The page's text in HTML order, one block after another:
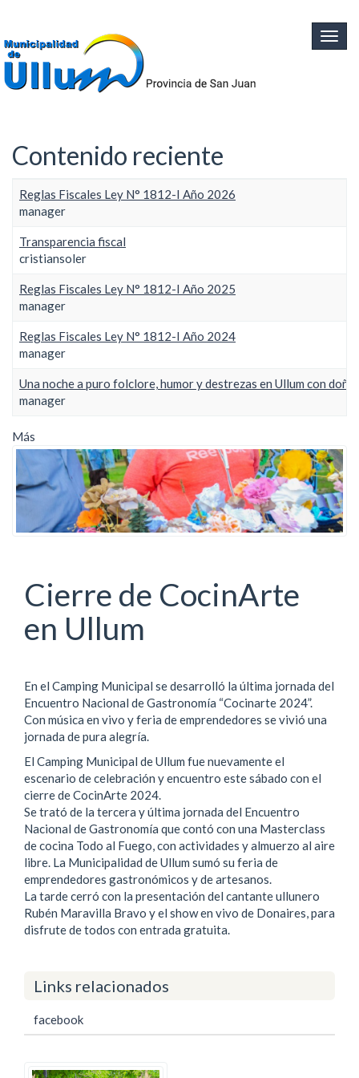
Contenido reciente
Reglas Fiscales Ley N° 1812-I Año 2026
manager
Transparencia fiscal
cristiansoler
Reglas Fiscales Ley N° 1812-I Año 2025
manager
Reglas Fiscales Ley N° 1812-I Año 2024
manager
Una noche a puro folclore, humor y destrezas en Ullum con
manager
Más
Cierre de CocinArte
en Ullum
En el Camping Municipal se desarrolló la última jornada del
Encuentro Nacional de Gastronomía “Cocinarte 2024”.
Con música en vivo y feria de emprendedores se vivió una
jornada de pura alegría.
El Camping Municipal de Ullum fue nuevamente el
escenario de celebración y encuentro este sábado con el
cierre de CocinArte 2024.
Se trató de la tercera y última jornada del Encuentro
Nacional de Gastronomía que contó con una Masterclass
de cocina Todo al Fuego, con actividades y almuerzo al aire
libre. La Municipalidad de Ullum sumó su feria de
emprendedores gastronómicos y de artesanos.
La tarde cerró con la presentación del cantante ullunero
Rubén Maravilla Bravo y el show en vivo de Donaires, para
disfrute de todos con entrada gratuita.
Links relacionados
facebook